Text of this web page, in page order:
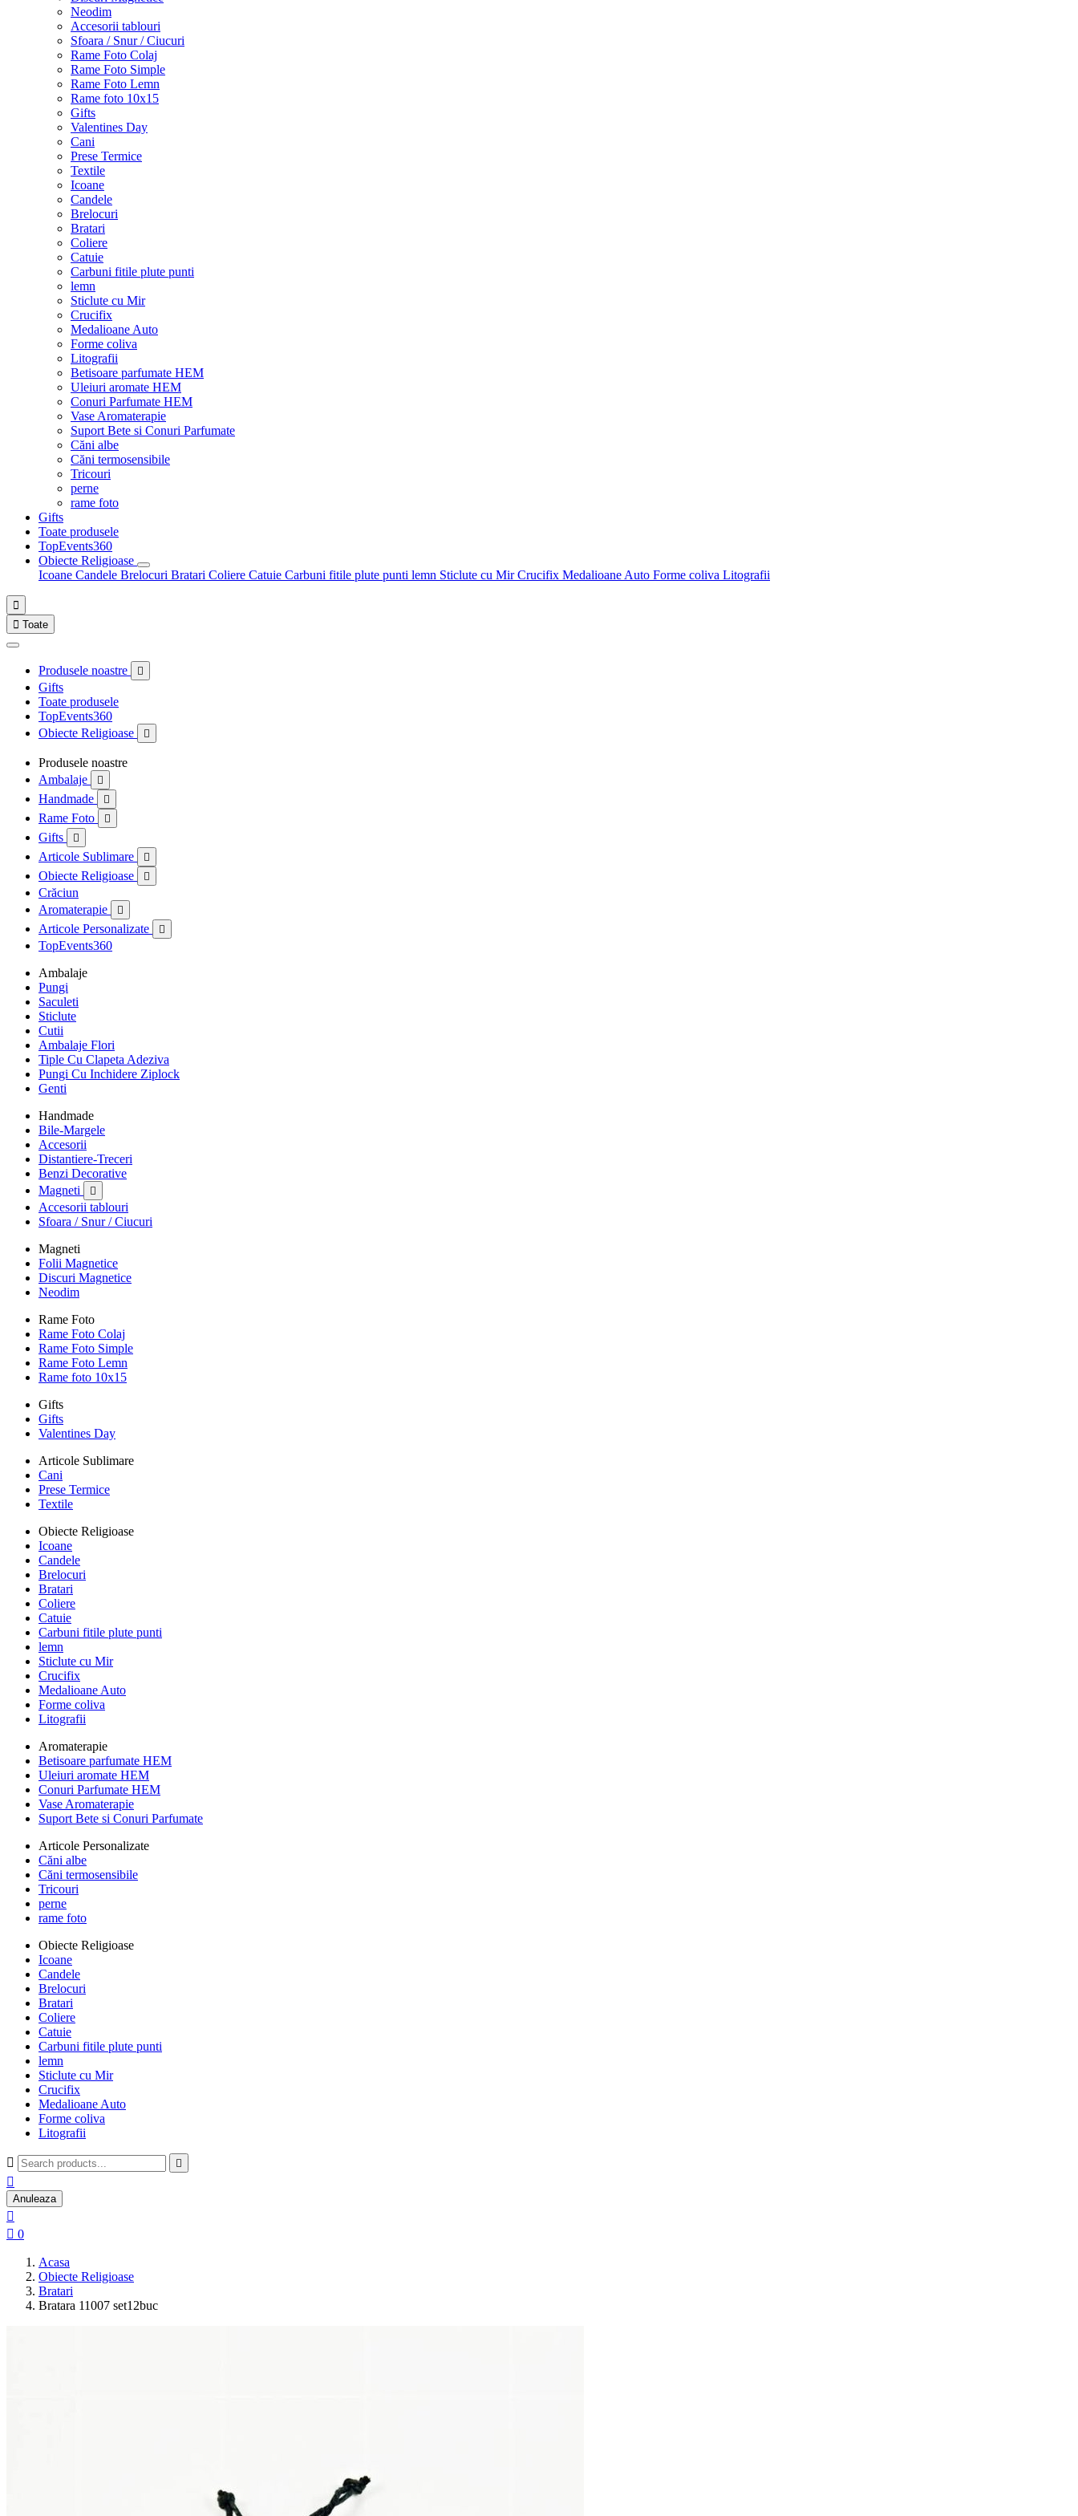
Neodim
Accesorii tablouri
Sfoara / Snur / Ciucuri
Rame Foto Colaj
Rame Foto Simple
Rame Foto Lemn
Rame foto 10x15
Gifts
Valentines Day
Cani
Prese Termice
Textile
Icoane
Candele
Brelocuri
Bratari
Coliere
Catuie
Carbuni fitile plute punti
lemn
Sticlute cu Mir
Crucifix
Medalioane Auto
Forme coliva
Litografii
Betisoare parfumate HEM
Uleiuri aromate HEM
Conuri Parfumate HEM
Vase Aromaterapie
Suport Bete si Conuri Parfumate
Căni albe
Căni termosensibile
Tricouri
perne
rame foto
Gifts
Toate produsele
TopEvents360
Obiecte Religioase
Icoane Candele Brelocuri Bratari Coliere Catuie Carbuni fitile plute punti lemn Sticlute cu MirCrucifix Medalioane Auto Forme coliva Litografii

 Toate
Produsele noastre 
Gifts
Toate produsele
TopEvents360
Obiecte Religioase

Produsele noastre
Ambalaje

Handmade 
Rame Foto 
Gifts 
Articole Sublimare 
Obiecte Religioase 
Crăciun
Aromaterapie

Articole Personalizate 
TopEvents360
Ambalaje
Pungi
Saculeti
Sticlute
Cutii
Ambalaje Flori
Tiple Cu Clapeta Adeziva
Pungi Cu Inchidere Ziplock
Genti
Handmade
Bile-Margele
Accesorii
Distantiere-Treceri
Benzi Decorative
Magneti

Accesorii tablouri
Sfoara / Snur / Ciucuri
Magneti
Folii Magnetice
Discuri Magnetice
Neodim
Rame Foto
Rame Foto Colaj
Rame Foto Simple
Rame Foto Lemn
Rame foto 10x15
Gifts
Gifts
Valentines Day
Articole Sublimare
Cani
Prese Termice
Textile
Obiecte Religioase
Icoane
Candele
Brelocuri
Bratari
Coliere
Catuie
Carbuni fitile plute punti
lemn
Sticlute cu Mir
Crucifix
Medalioane Auto
Forme coliva
Litografii
Aromaterapie
Betisoare parfumate HEM
Uleiuri aromate HEM
Conuri Parfumate HEM
Vase Aromaterapie
Suport Bete si Conuri Parfumate
Articole Personalizate
Căni albe
Căni termosensibile
Tricouri
perne
rame foto
Obiecte Religioase
Icoane
Candele
Brelocuri
Bratari
Coliere
Catuie
Carbuni fitile plute punti
lemn
Sticlute cu Mir
Crucifix
Medalioane Auto
Forme coliva
Litografii
 

Anuleaza

 0
Acasa
Obiecte Religioase
Bratari
Bratara 11007 set12buc